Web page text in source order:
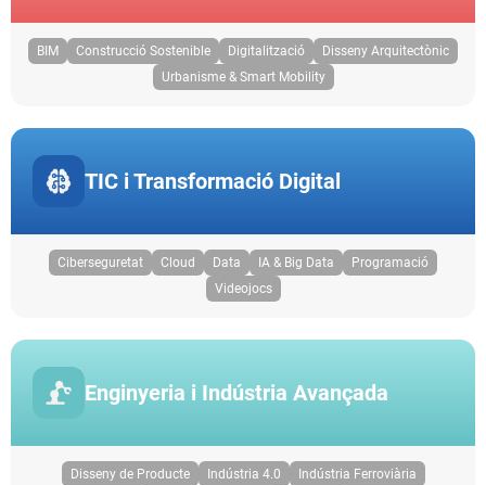
BIM Construcció Sostenible Digitalització
Disseny Arquitectònic
Urbanisme & Smart Mobility
TIC i Transformació Digital
Ciberseguretat Cloud Data IA & Big Data
Programació
Videojocs
Enginyeria i Indústria Avançada
Disseny de Producte Indústria 4.0
Indústria Ferroviària